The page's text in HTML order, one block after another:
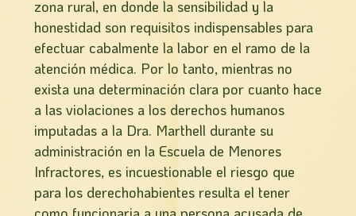
zona rural, en donde la sensibilidad y la
honestidad son requisitos indispensables para
efectuar cabalmente la labor en el ramo de la
atención médica. Por lo tanto, mientras no
exista una determinación clara por cuanto hace
a las violaciones a los derechos humanos
imputadas a la Dra. Marthell durante su
administración en la Escuela de Menores
Infractores, es incuestionable el riesgo que
para los derechohabientes resulta el tener